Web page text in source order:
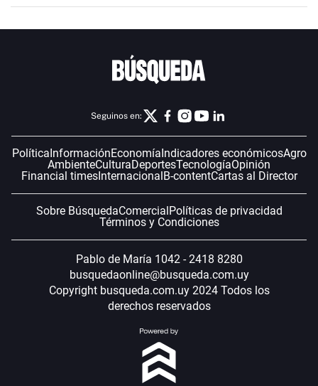
Seguinos en:
Política InformaciónEconomía Indicadores económicosAgro
AmbienteCulturaDeportesTecnologíaOpinión
Financial timesInternacional B-contentCartas al Director
Sobre BúsquedaComercial Políticas de privacidad
Términos y Condiciones
Pablo de María 1042 - 2418 8280
busquedaonline@busqueda.com.uy
Copyright busqueda.com.uy 2024 Todos los
derechos reservados